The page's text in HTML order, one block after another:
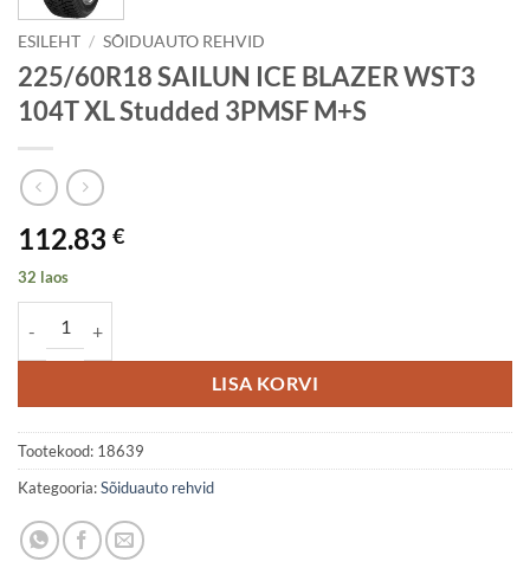
ESILEHT / SÕIDUAUTO REHVID
225/60R18 SAILUN ICE BLAZER WST3
104T XL Studded 3PMSF M+S
112.83 €
32 laos
LISA KORVI
Tootekood: 18639
Kategooria:Sõiduauto rehvid